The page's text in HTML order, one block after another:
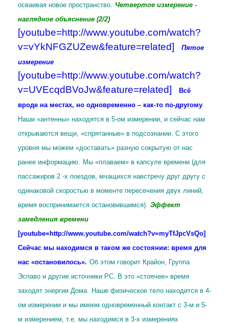
осваивая новое пространство.
Четвертое измерение -
наглядное объяснение (2/2)
[youtube=http://www.youtube.com/watch?
v=vYkNFGZUZew&feature=related]
Пятое
измерение
[youtube=http://www.youtube.com/watch?
v=UVEcqdBVoJw&feature=related]
Всё
вроде на местах, но одновременно – как-то по-другому
Наши «антенны» находятся в 5-ом измерении, и сейчас нам
открываются вещи, «спрятанные» в подсознании. С этого
уровня мы можем «доставать» разную сокрытую от нас
ранее информацию.
Мы «плаваем» в капсуле времени (для
пассажиров 2 -х поездов, мчащихся навстречу друг другу с
одинаковой скоростью в моменте пересечения двух линий,
время воспринимается остановившимся). Эффект
замедления времени
[youtube=http://www.youtube.com/watch?v=myTfJpcVsQo]
Сейчас мы находимся в таком же состоянии: время для
нас «остановилось». Об этом говорит Крайон, Группа
Эспаво и другие источники РС. В это «стоячее» время
заходят энергии Дома.
Наше физическое тело находится в 4-
ом измерении и мы имеем одновременный контакт с 3-м и 5-
м измерением, т.е. мы находимся в 3-х измерениях